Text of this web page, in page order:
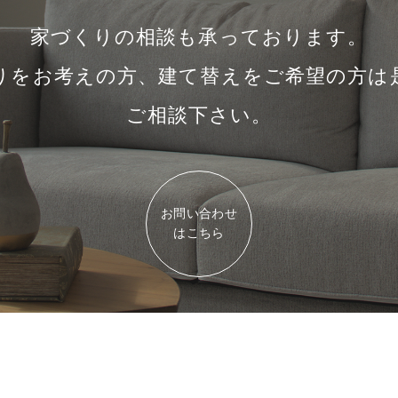
家づくりの相談も承っております。
をお考えの方、建て替えをご希望の方は
ご相談下さい。
お問い合わせ
はこちら